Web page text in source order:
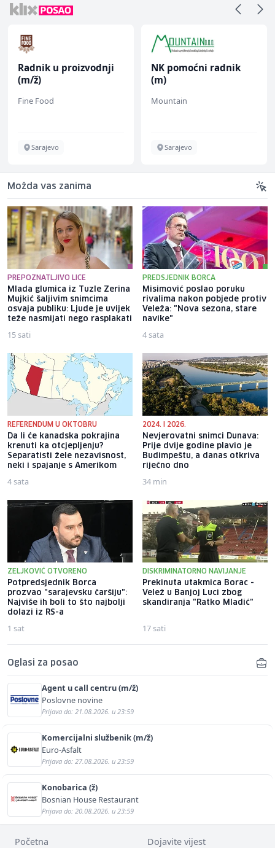
Radnik u proizvodnji
(m/ž)
Fine Food
Sarajevo
NK pomoćni radnik
(m)
Mountain
Sarajevo
Možda vas zanima
PREPOZNATLJIVO LICE
Mlada glumica iz Tuzle Zerina
Mujkić šaljivim snimcima
osvaja publiku: Ljude je uvijek
teže nasmijati nego rasplakati
15 sati
PREDSJEDNIK BORCA
Misimović poslao poruku
rivalima nakon pobjede protiv
Veleža: "Nova sezona, stare
navike"
4 sata
REFERENDUM U OKTOBRU
Da li će kanadska pokrajina
krenuti ka otcjepljenju?
Separatisti žele nezavisnost,
neki i spajanje s Amerikom
4 sata
2024. I 2026.
Nevjerovatni snimci Dunava:
Prije dvije godine plavio je
Budimpeštu, a danas otkriva
riječno dno
34 min
ZELJKOVIĆ OTVORENO
Potpredsjednik Borca
prozvao "sarajevsku čaršiju":
Najviše ih boli to što najbolji
dolazi iz RS-a
1 sat
DISKRIMINATORNO NAVIJANJE
Prekinuta utakmica Borac -
Velež u Banjoj Luci zbog
skandiranja "Ratko Mladić"
17 sati
Oglasi za posao
Agent u call centru (m/ž)
Poslovne novine
Prijava do: 21.08.2026. u 23:59
Komercijalni službenik (m/ž)
Euro-Asfalt
Prijava do: 27.08.2026. u 23:59
Konobarica (ž)
Bosnian House Restaurant
Prijava do: 20.08.2026. u 23:59
Početna Dojavite vijest